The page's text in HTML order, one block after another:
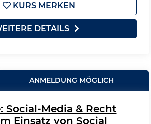
KURS MERKEN
DETAILS
ANMELDUNG MÖGLICH
Social-Media & Recht
Einsatz von Social